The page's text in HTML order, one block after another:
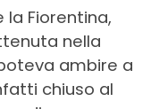
la Fiorentina,
nella
ambire a
chiuso al